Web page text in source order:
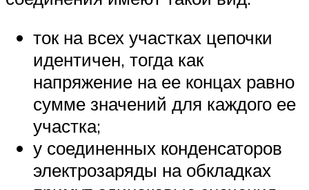
ток на всех участках цепочки
идентичен, тогда как
напряжение на ее концах равно
сумме значений для каждого ее
участка;
у соединенных конденсаторов
электрозаряды на обкладках